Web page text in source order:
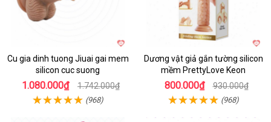
Cu gia dinh tuong Jiuai gai mem
silicon cuc suong
1.080.000₫ 1.742.000₫
(968)
Dương vật giả gắn tường silicon
mềm PrettyLove Keon
800.000₫ 930.000₫
(968)